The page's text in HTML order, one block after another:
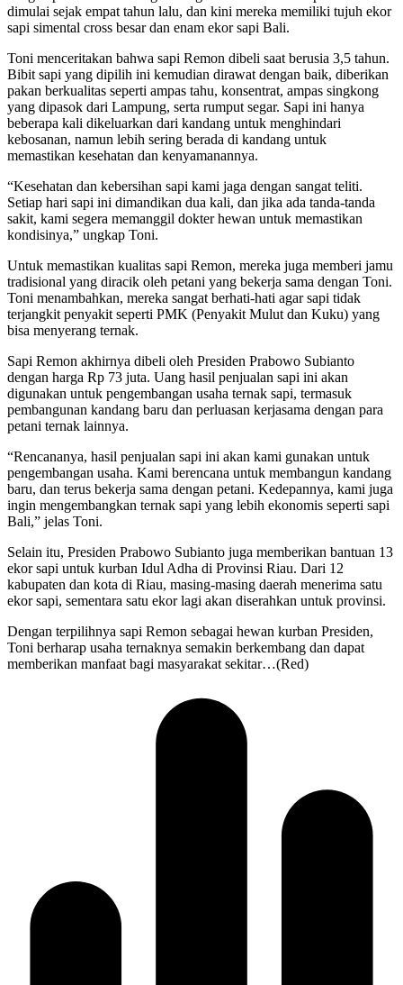
dimulai sejak empat tahun lalu, dan kini mereka memiliki tujuh ekor
sapi simental cross besar dan enam ekor sapi Bali.
Toni menceritakan bahwa sapi Remon dibeli saat berusia 3,5 tahun.
Bibit sapi yang dipilih ini kemudian dirawat dengan baik, diberikan
pakan berkualitas seperti ampas tahu, konsentrat, ampas singkong
yang dipasok dari Lampung, serta rumput segar. Sapi ini hanya
beberapa kali dikeluarkan dari kandang untuk menghindari
kebosanan, namun lebih sering berada di kandang untuk
memastikan kesehatan dan kenyamanannya.
“Kesehatan dan kebersihan sapi kami jaga dengan sangat teliti.
Setiap hari sapi ini dimandikan dua kali, dan jika ada tanda-tanda
sakit, kami segera memanggil dokter hewan untuk memastikan
kondisinya,” ungkap Toni.
Untuk memastikan kualitas sapi Remon, mereka juga memberi jamu
tradisional yang diracik oleh petani yang bekerja sama dengan Toni.
Toni menambahkan, mereka sangat berhati-hati agar sapi tidak
terjangkit penyakit seperti PMK (Penyakit Mulut dan Kuku) yang
bisa menyerang ternak.
Sapi Remon akhirnya dibeli oleh Presiden Prabowo Subianto
dengan harga Rp 73 juta. Uang hasil penjualan sapi ini akan
digunakan untuk pengembangan usaha ternak sapi, termasuk
pembangunan kandang baru dan perluasan kerjasama dengan para
petani ternak lainnya.
“Rencananya, hasil penjualan sapi ini akan kami gunakan untuk
pengembangan usaha. Kami berencana untuk membangun kandang
baru, dan terus bekerja sama dengan petani. Kedepannya, kami juga
ingin mengembangkan ternak sapi yang lebih ekonomis seperti sapi
Bali,” jelas Toni.
Selain itu, Presiden Prabowo Subianto juga memberikan bantuan 13
ekor sapi untuk kurban Idul Adha di Provinsi Riau. Dari 12
kabupaten dan kota di Riau, masing-masing daerah menerima satu
ekor sapi, sementara satu ekor lagi akan diserahkan untuk provinsi.
Dengan terpilihnya sapi Remon sebagai hewan kurban Presiden,
Toni berharap usaha ternaknya semakin berkembang dan dapat
memberikan manfaat bagi masyarakat sekitar…(Red)